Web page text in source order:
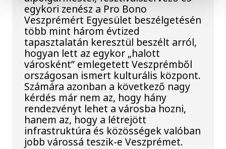
egykori zenész a Pro Bono
Veszprémért Egyesület beszélgetésén
több mint három évtized
tapasztalatán keresztül beszélt arról,
hogyan lett az egykor „halott
városként” emlegetett Veszprémből
országosan ismert kulturális központ.
Számára azonban a következő nagy
kérdés már nem az, hogy hány
rendezvényt lehet a városba hozni,
hanem az, hogy a létrejött
infrastruktúra és közösségek valóban
jobb várossá teszik-e Veszprémet.